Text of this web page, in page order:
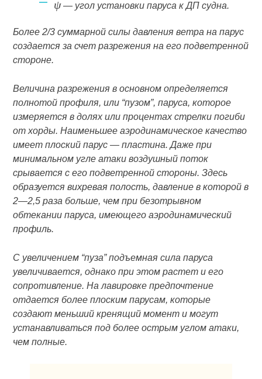
ψ— угол установки паруса кДП судна.
Более 2/3 суммарной силы давления ветра на парус
создается за счет разрежения на его подветренной
стороне.
Величина разрежения в основном определяется
полнотой профиля, или “пузом”, паруса, которое
измеряется в долях или процентах стрелки погиби
от хорды. Наименьшее аэродинамическое качество
имеет плоский парус — пластина. Даже при
минимальном угле атаки воздушный поток
срывается с его подветренной стороны. Здесь
образуется вихревая полость, давление в которой в
2—2,5 раза больше, чем при безотрывном
обтекании паруса, имеющего аэродинамический
профиль.
С увеличением “пуза” подъемная сила паруса
увеличивается, однако при этом растет и его
сопротивление. На лавировке предпочтение
отдается более плоским парусам, которые
создают меньший кренящий момент и могут
устанавливаться под более острым углом атаки,
чем полные.